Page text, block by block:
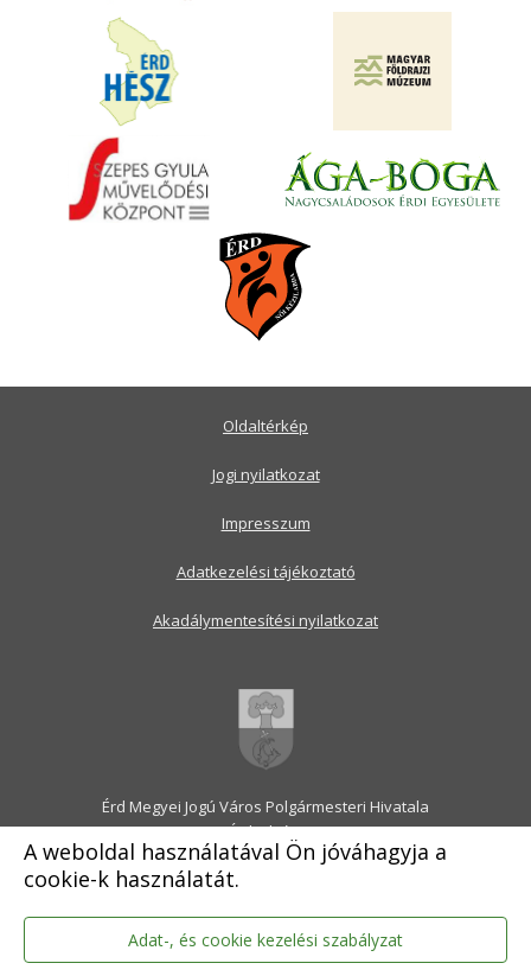
A weboldal használatával Ön jóváhagyja a
cookie-k használatát.
Adat-, és cookie kezelési szabályzat
Érd Megyei Jogú Város Polgármesteri Hivatala
2030 Érd, Alsó utca 1.
Levélcím: 2031 Érd, Pf.: 31
E-mail:onkormanyzat@erd.hu
Telefonközpont:06-23-522-300
Ügyfélszolgálat:06-23-522-301
Hivatali Kapu: ERDPH
Oldaltérkép
Jogi nyilatkozat
Impresszum
Adatkezelési tájékoztató
Akadálymentesítési nyilatkozat